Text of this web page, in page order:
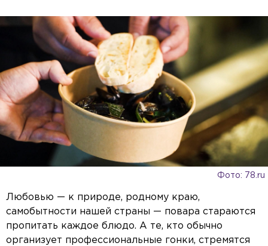
Фото: 78.ru
Любовью — к природе, родному краю,
самобытности нашей страны — повара стараются
пропитать каждое блюдо. А те, кто обычно
организует профессиональные гонки, стремятся